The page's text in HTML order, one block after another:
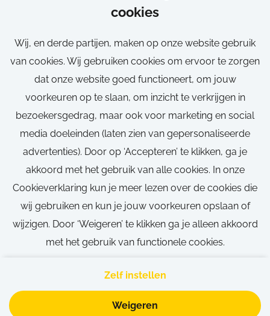
cookies
Wij, en derde partijen, maken op onze website gebruik
van cookies. Wij gebruiken cookies om ervoor te zorgen
dat onze website goed functioneert, om jouw
voorkeuren op te slaan, om inzicht te verkrijgen in
bezoekersgedrag, maar ook voor marketing en social
media doeleinden (laten zien van gepersonaliseerde
advertenties). Door op ‘Accepteren’ te klikken, ga je
akkoord met het gebruik van alle cookies. In onze
Cookieverklaring kun je meer lezen over de cookies die
wij gebruiken en kun je jouw voorkeuren opslaan of
wijzigen. Door ‘Weigeren’ te klikken ga je alleen akkoord
met het gebruik van functionele cookies.
Zelf instellen
Weigeren
Beschikbaar in het weekend
Olen
38 uren
Vast, Fulltime, Tijdelijk
Bekijk vacature
Call-to-action bij meer vacatures